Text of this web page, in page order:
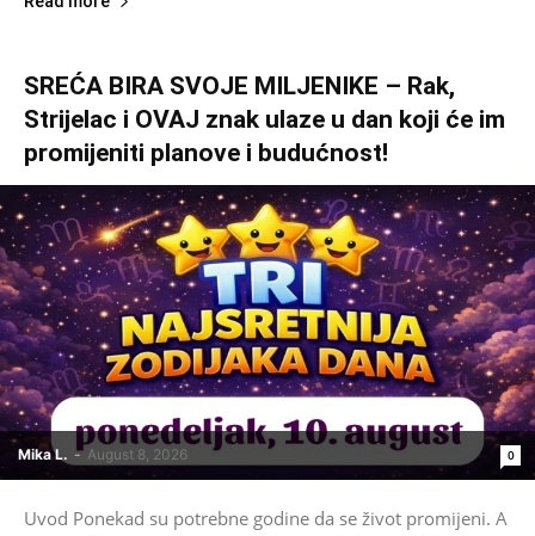
SREĆA BIRA SVOJE MILJENIKE – Rak,
Strijelac i OVAJ znak ulaze u dan koji će im
promijeniti planove i budućnost!
Mika L. - August 8, 2026 0
Uvod Ponekad su potrebne godine da se život promijeni. A